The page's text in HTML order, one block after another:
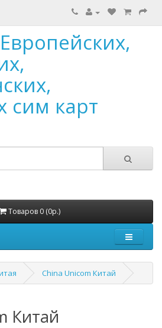
сим карт
Товаров 0 (0р.)
China Unicom Китай
Китай